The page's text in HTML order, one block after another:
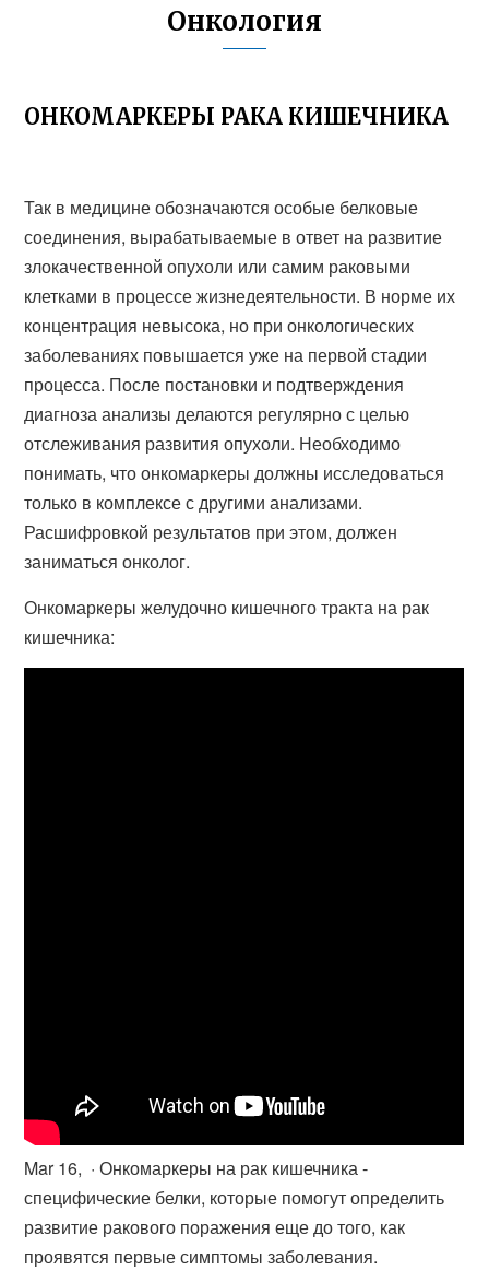
Онкология
ОНКОМАРКЕРЫ РАКА КИШЕЧНИКА
Так в медицине обозначаются особые белковые
соединения, вырабатываемые в ответ на развитие
злокачественной опухоли или самим раковыми
клетками в процессе жизнедеятельности. В норме их
концентрация невысока, но при онкологических
заболеваниях повышается уже на первой стадии
процесса. После постановки и подтверждения
диагноза анализы делаются регулярно с целью
отслеживания развития опухоли. Необходимо
понимать, что онкомаркеры должны исследоваться
только в комплексе с другими анализами.
Расшифровкой результатов при этом, должен
заниматься онколог.
Онкомаркеры желудочно кишечного тракта на рак
кишечника:
Mar 16, · Онкомаркеры на рак кишечника -
специфические белки, которые помогут определить
развитие ракового поражения еще до того, как
проявятся первые симптомы заболевания.